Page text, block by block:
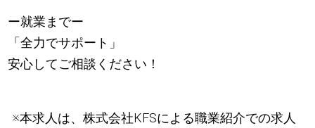
ー就業までー
「全力でサポート」
安心してご相談ください！
※本求人は、株式会社KFSによる職業紹介での求人